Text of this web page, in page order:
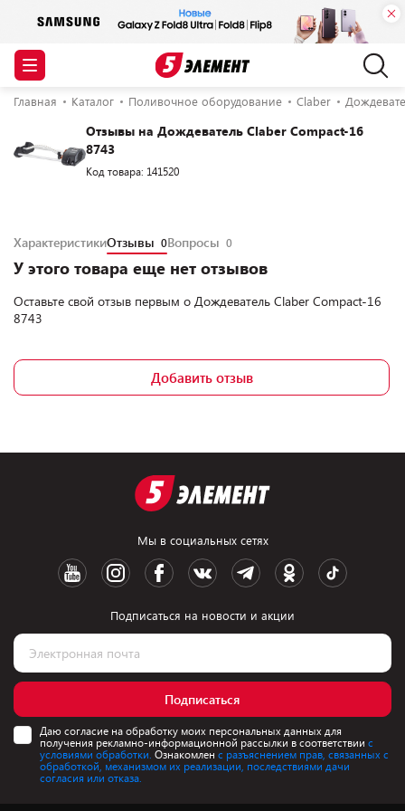
Главная Каталог Поливочное оборудование Claber
Отзывы на Дождеватель Claber Compact-16
8743
Код товара: 141520
ХарактеристикиОтзывы 0Вопросы 0
У этого товара еще нет отзывов
Оставьте свой отзыв первым о Дождеватель Claber Compact-16
8743
Добавить отзыв
Мы в социальных сетях
Подписаться на новости и акции
Подписаться
Даю согласие на обработку моих персональных данных для
получения рекламно-информационной рассылки в соответствии с
условиями обработки. Ознакомлен с разъяснением прав, связанных с
обработкой, механизмом их реализации, последствиями дачи
согласия или отказа.